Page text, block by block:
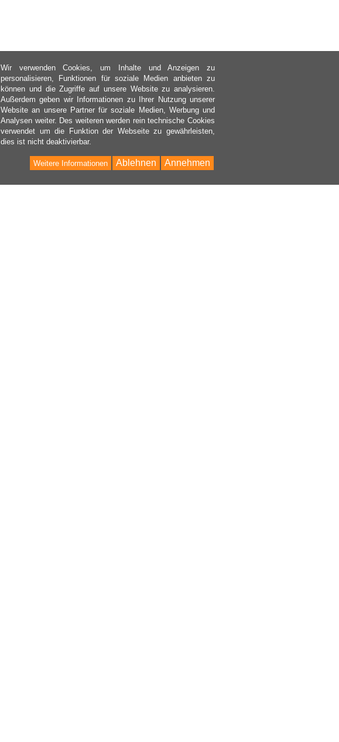
Wir verwenden Cookies, um Inhalte und Anzeigen zu
personalisieren, Funktionen für soziale Medien anbieten zu
können und die Zugriffe auf unsere Website zu analysieren.
Außerdem geben wir Informationen zu Ihrer Nutzung unserer
Website an unsere Partner für soziale Medien, Werbung und
Analysen weiter. Des weiteren werden rein technische Cookies
verwendet um die Funktion der Webseite zu gewährleisten,
dies ist nicht deaktivierbar.
Annehmen
Ablehnen
Weitere Informationen